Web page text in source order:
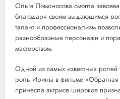
Ольга Ломоносова смогла
благодаря своим выдающимся
талант и профессионализм
разнообразные персонажи и
мастерством.
Одной из самых известных ролей
роль Ирины в фильме «Обратная
принесла актрисе широкое